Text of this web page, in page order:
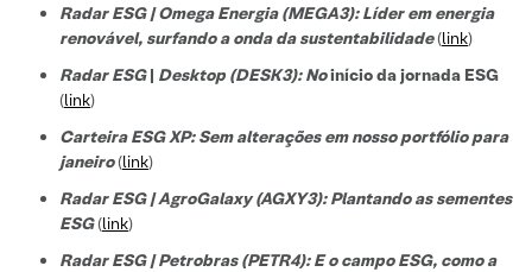
Radar ESG | Omega Energia (MEGA3): Líder em energia
renovável, surfando a onda da sustentabilidade(link)
Radar ESG| Desktop (DESK3): Noinício da jornada ESG
(link)
Carteira ESG XP: Sem alterações em nosso portfólio para
janeiro(link)
Radar ESG | AgroGalaxy (AGXY3): Plantando as sementes
ESG(link)
Radar ESG | Petrobras (PETR4): E o campo ESG, como a